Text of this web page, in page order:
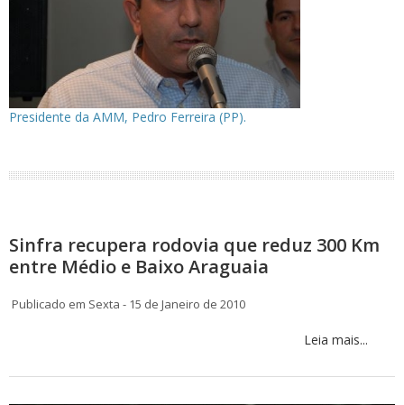
Presidente da AMM, Pedro Ferreira (PP).
Sinfra recupera rodovia que reduz 300 Km
entre Médio e Baixo Araguaia
Publicado em Sexta - 15 de Janeiro de 2010
Leia mais...